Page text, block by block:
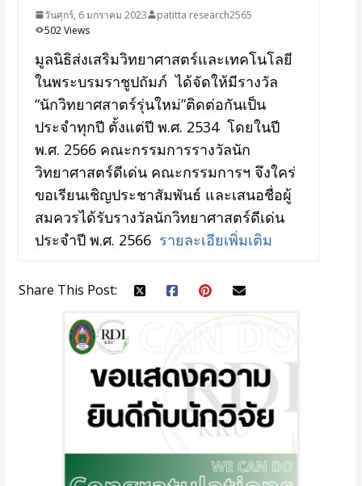
วันศุกร์, 6 มกราคม 2023
patitta research2565
502 Views
มูลนิธิส่งเสริมวิทยาศาสตร์และเทคโนโลยี
ในพระบรมราชูปถัมภ์ ได้จัดให้มีรางวัล
“นักวิทยาศสาตร์รุ่นใหม่”ติดต่อกันเป็น
ประจำทุกปี ตั้งแต่ปี พ.ศ. 2534 โดยในปี
พ.ศ. 2566 คณะกรรมการรางวัลนัก
วิทยาศาสตร์ดีเด่น คณะกรรมการฯ จึงใคร่
ขอเรียนเชิญประชาสัมพันธ์ และเสนอชื่อผู้
สมควรได้รับรางวัลนักวิทยาศาสตร์ดีเด่น
ประจำปี พ.ศ. 2566รายละเอียเพิ่มเติม
Share This Post: